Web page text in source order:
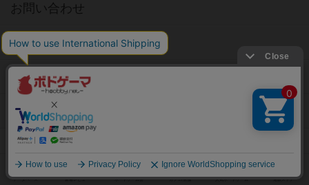
お問い合わせ
公式X
公式instagram
公式Facebook
公式YouTubeチャンネル
Copyright (c)